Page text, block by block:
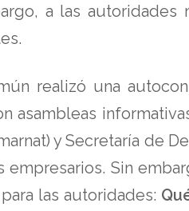
a las autoridades
realizó una
asambleas
y Secretaría de
Sin
las autoridades: